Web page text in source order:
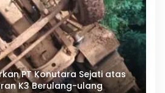
PT Konutara Sejati atas
K3 Berulang-ulang